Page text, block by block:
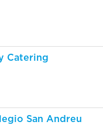
Catering
San Andreu